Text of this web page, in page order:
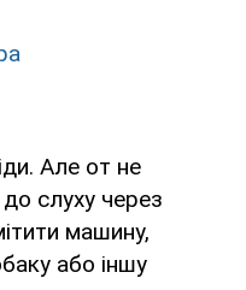
Але от не
слуху через
машину,
або іншу